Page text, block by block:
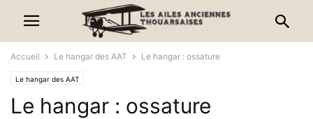
Accueil Le hangar des AAT Le hangar : ossature
Le hangar des AAT
Le hangar : ossature